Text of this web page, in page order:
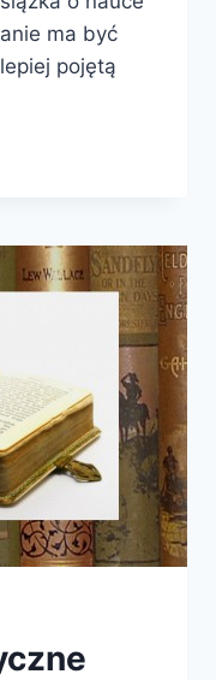
ma być
pojętą